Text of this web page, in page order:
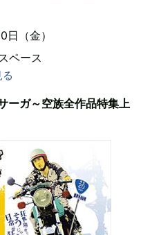
（金）
ペース
ーガ～空族全作品特集上